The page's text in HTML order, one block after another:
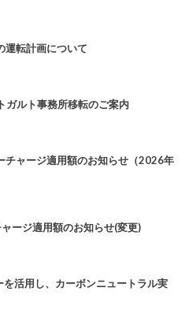
運転計画について
ガルト事務所移転のご案内
チャージ適用額のお知らせ（2026年
ージ適用額のお知らせ(変更)
活用し、カーボンニュートラル実